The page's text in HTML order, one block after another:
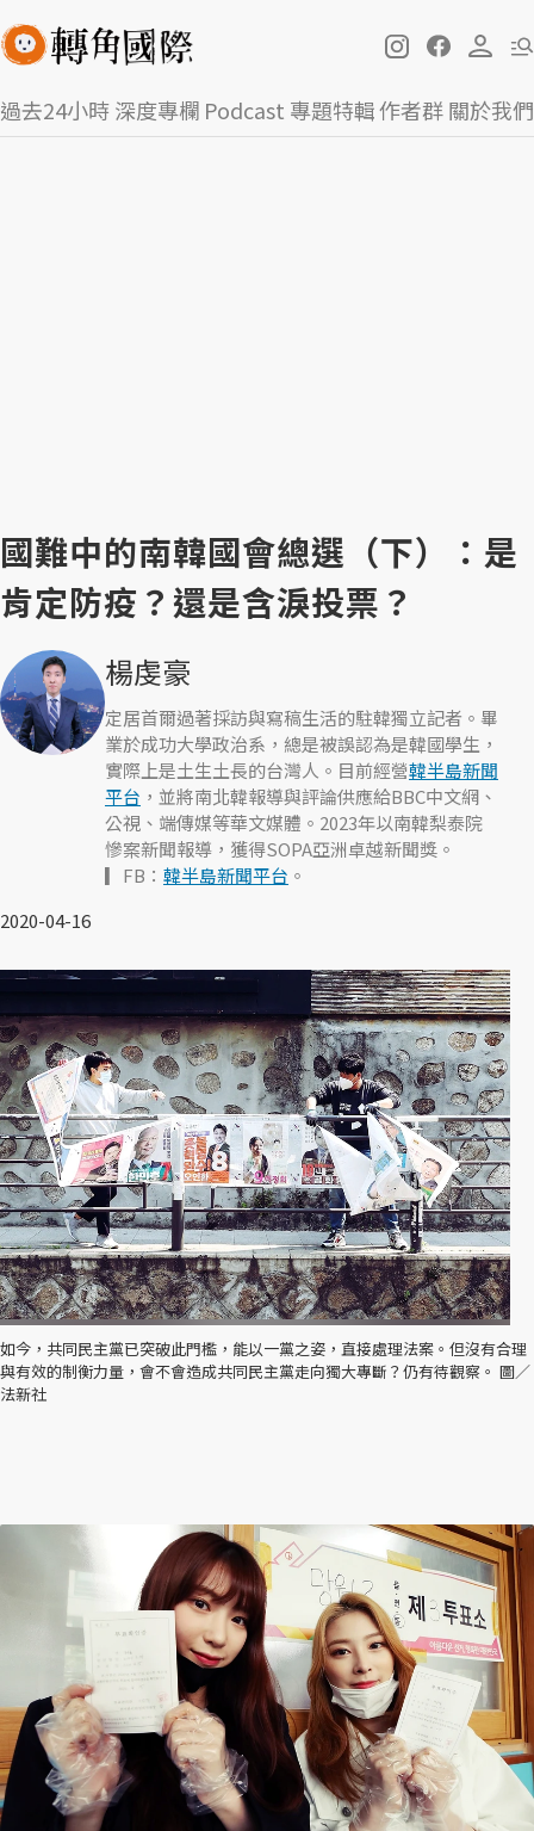
過去24小時深度專欄 Podcast 專題特輯作者群關於我們
國難中的南韓國會總選（下）：是
肯定防疫？還是含淚投票？
楊虔豪
定居首爾過著採訪與寫稿生活的駐韓獨立記者。畢
業於成功大學政治系，總是被誤認為是韓國學生，
實際上是土生土長的台灣人。目前經營韓半島新聞
平台 ，並將南北韓報導與評論供應給BBC中文網、
公視、端傳媒等華文媒體。2023年以南韓梨泰院
慘案新聞報導，獲得SOPA亞洲卓越新聞獎。
▎FB： 韓半島新聞平台 。
2020-04-16
如今，共同民主黨已突破此門檻，能以一黨之姿，直接處理法案。但沒有合理
與有效的制衡力量，會不會造成共同民主黨走向獨大專斷？仍有待觀察。 圖／
法新社